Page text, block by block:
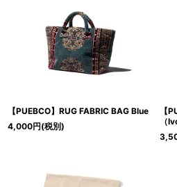
【PUEBCO】RUG FABRIC BAG Blue
4,000円(税別)
【
（